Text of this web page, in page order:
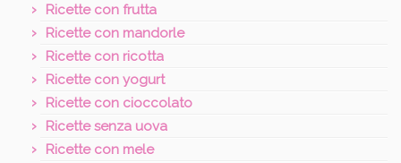
Ricette con frutta
Ricette con mandorle
Ricette con ricotta
Ricette con yogurt
Ricette con cioccolato
Ricette senza uova
Ricette con mele